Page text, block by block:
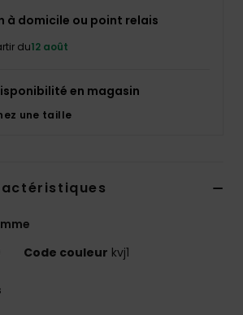
à domicile ou point relais
du12 août
en magasin
une taille
Code couleur kvj1